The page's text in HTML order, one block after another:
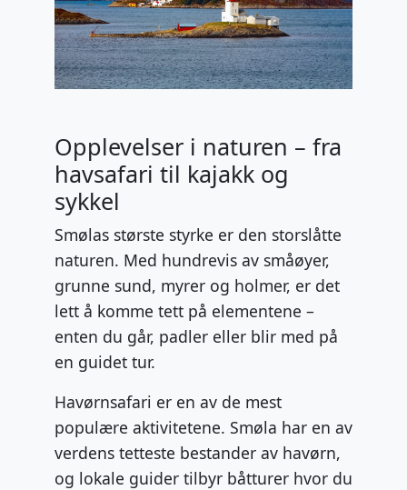
Opplevelser i naturen – fra
havsafari til kajakk og
sykkel
Smølas største styrke er den storslåtte
naturen. Med hundrevis av småøyer,
grunne sund, myrer og holmer, er det
lett å komme tett på elementene –
enten du går, padler eller blir med på
en guidet tur.
Havørnsafari er en av de mest
populære aktivitetene. Smøla har en av
verdens tetteste bestander av havørn,
og lokale guider tilbyr båtturer hvor du